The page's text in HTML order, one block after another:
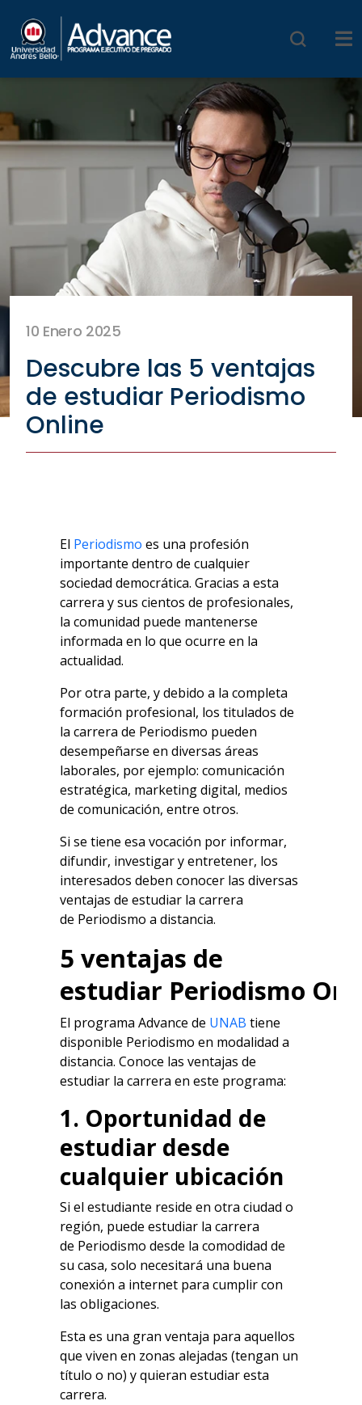
10 Enero 2025
Descubre las 5 ventajas
de estudiar Periodismo
Online
El Periodismo es una profesión
importante dentro de cualquier
sociedad democrática. Gracias a esta
carrera y sus cientos de profesionales,
la comunidad puede mantenerse
informada en lo que ocurre en la
actualidad.
Por otra parte, y debido a la completa
formación profesional, los titulados de
la carrera de Periodismo pueden
desempeñarse en diversas áreas
laborales, por ejemplo: comunicación
estratégica, marketing digital, medios
de comunicación, entre otros.
Si se tiene esa vocación por informar,
difundir, investigar y entretener, los
interesados deben conocer las diversas
ventajas de estudiar la carrera
de Periodismo a distancia.
5 ventajas de
estudiar Periodismo
El programa Advance de UNAB tiene
disponible Periodismo en modalidad a
distancia. Conoce las ventajas de
estudiar la carrera en este programa:
1. Oportunidad de
estudiar desde
cualquier ubicación
Si el estudiante reside en otra ciudad o
región, puede estudiar la carrera
de Periodismo desde la comodidad de
su casa, solo necesitará una buena
conexión a internet para cumplir con
las obligaciones.
Esta es una gran ventaja para aquellos
que viven en zonas alejadas (tengan un
título o no) y quieran estudiar esta
carrera.